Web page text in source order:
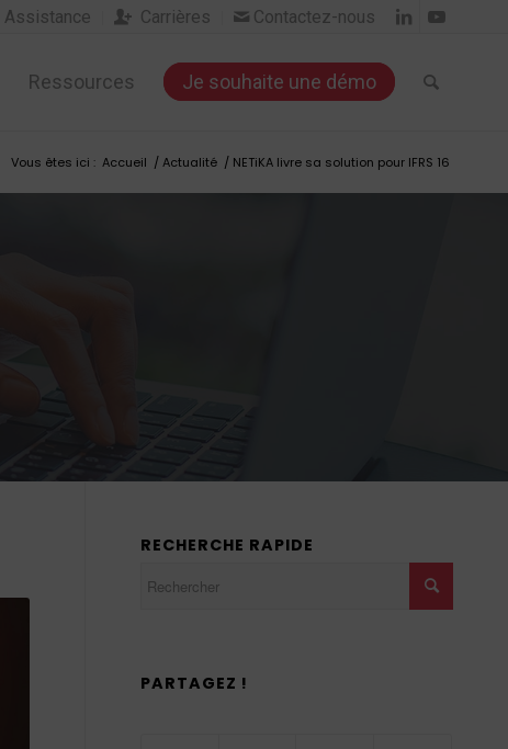
Assistance  Carrières  Contactez-nous
Ressources Je souhaite une démo
Vous êtes ici : Accueil /Actualité / NETiKA livre sa solution pour IFRS 16
RECHERCHE RAPIDE
PARTAGEZ !